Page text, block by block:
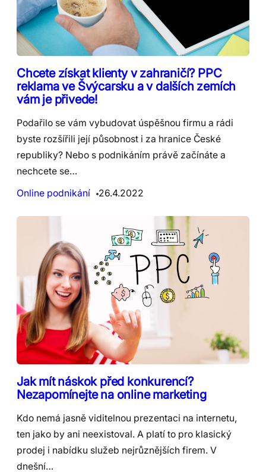
Chcete získat klienty v zahraničí? PPC
reklama ve Švýcarsku a v dalších zemích
vám je přivede!
Podařilo se vám vybudovat úspěšnou firmu a rádi
byste rozšířili její působnost i za hranice České
republiky? Nebo s podnikáním právě začínáte a
nechcete se…
Online podnikání
26.4.2022
Jak mít náskok před konkurencí?
Nezapomínejte na online marketing
Kdo nemá jasně viditelnou prezentaci na internetu,
ten jako by ani neexistoval. A platí to pro klasický
prodej i nabídku služeb nejrůznějších firem. V
dnešní…